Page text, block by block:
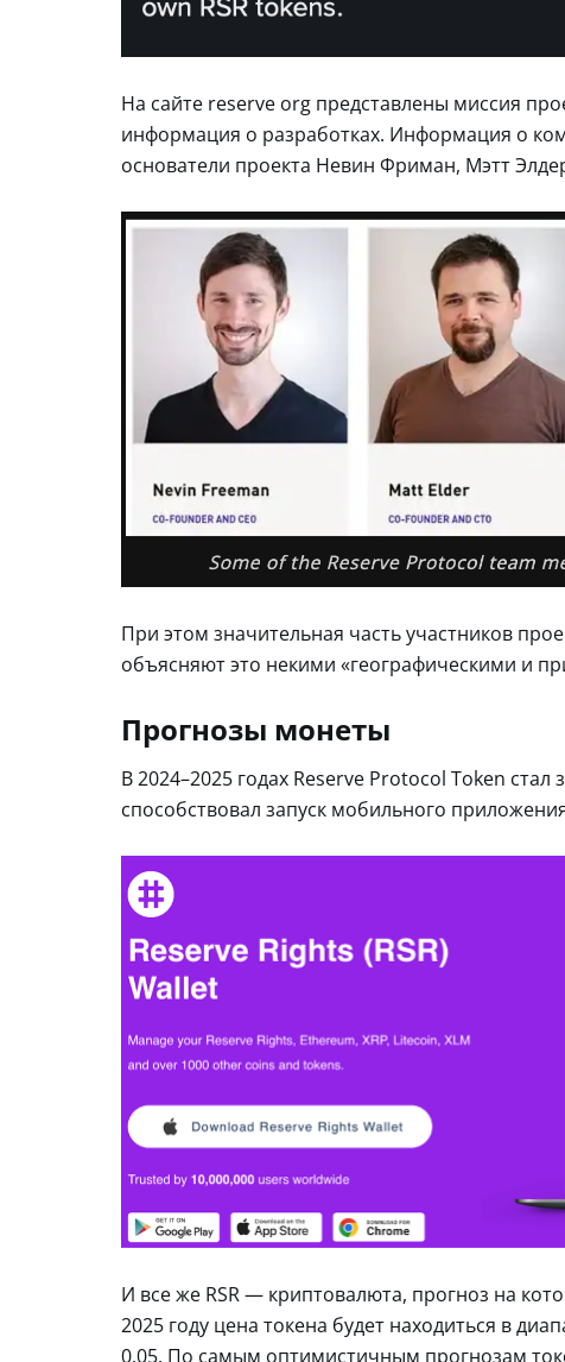
На сайте reserve org представлены миссия
информация о разработках. Информация о
основатели проекта Невин Фриман, Мэтт
При этом значительная часть участников
объясняют это некими «географическими и
Прогнозы монеты
В 2024–2025 годах Reserve Protocol Token
способствовал запуск мобильного
И все же RSR — криптовалюта, прогноз на
2025 году цена токена будет находиться в
0.05. По самым оптимистичным прогнозам